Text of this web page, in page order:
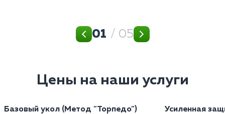
01 / 05
Цены на наши услуги
Базовый укол (Метод "Торпедо") Усиленная